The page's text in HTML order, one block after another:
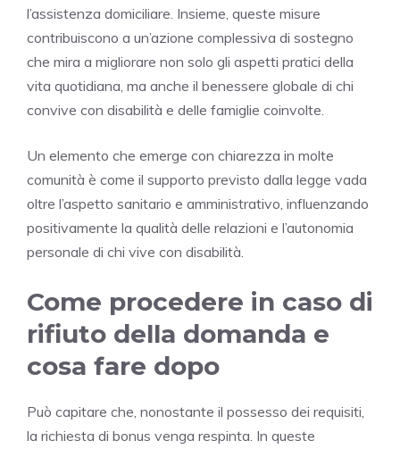
l’assistenza domiciliare. Insieme, queste misure
contribuiscono a un’azione complessiva di sostegno
che mira a migliorare non solo gli aspetti pratici della
vita quotidiana, ma anche il benessere globale di chi
convive con disabilità e delle famiglie coinvolte.
Un elemento che emerge con chiarezza in molte
comunità è come il supporto previsto dalla legge vada
oltre l’aspetto sanitario e amministrativo, influenzando
positivamente la qualità delle relazioni e l’autonomia
personale di chi vive con disabilità.
Come procedere in caso di
rifiuto della domanda e
cosa fare dopo
Può capitare che, nonostante il possesso dei requisiti,
la richiesta di bonus venga respinta. In queste